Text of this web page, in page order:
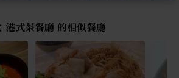
港式茶餐廳 的相似餐廳